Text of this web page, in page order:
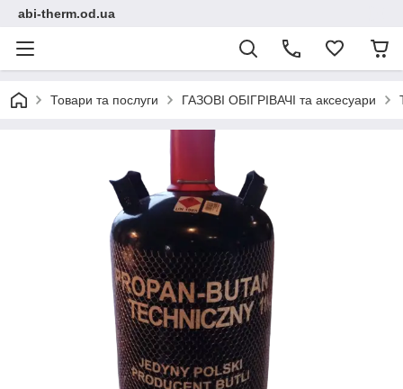
abi-therm.od.ua
Товари та послуги ГАЗОВІ ОБІГРІВАЧІ та аксесуари